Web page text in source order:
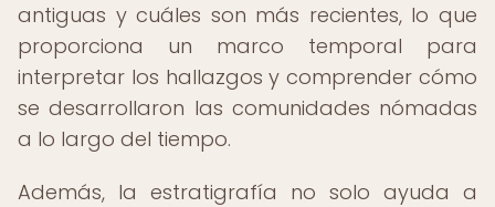
antiguas y cuáles son más recientes, lo que
proporciona un marco temporal para
interpretar los hallazgos y comprender cómo
se desarrollaron las comunidades nómadas
a lo largo del tiempo.
Además, la estratigrafía no solo ayuda a